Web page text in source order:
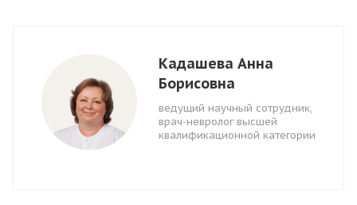
Кадашева Анна
Борисовна
ведущий научный сотрудник,
врач-невролог высшей
квалификационной категории